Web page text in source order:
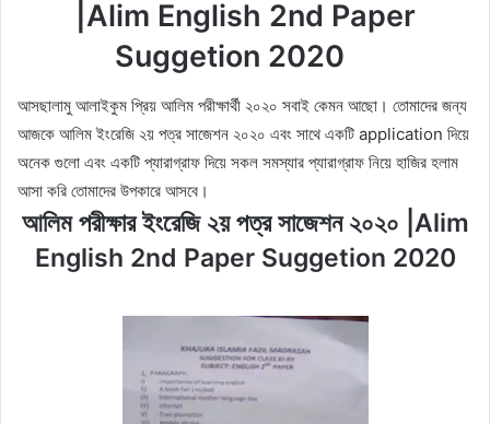
|Alim English 2nd Paper
Suggetion 2020
আসছালামু আলাইকুম প্রিয় আলিম পরীক্ষার্থী ২০২০ সবাই কেমন আছো। তোমাদের জন্য
আজকে আলিম ইংরেজি ২য় পত্র সাজেশন ২০২০ এবং সাথে একটি application দিয়ে
অনেক গুলো এবং একটি প্যারাগ্রাফ দিয়ে সকল সমস্যার প্যারাগ্রাফ নিয়ে হাজির হলাম
আসা করি তোমাদের উপকারে আসবে।
আলিম পরীক্ষার ইংরেজি ২য় পত্র সাজেশন ২০২০ |Alim
English 2nd Paper Suggetion 2020